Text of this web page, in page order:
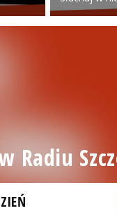
Radiu